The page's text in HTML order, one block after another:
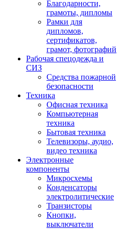
Благодарности,
грамоты, дипломы
Рамки для
дипломов,
сертификатов,
грамот, фотографий
Рабочая спецодежда и
СИЗ
Средства пожарной
безопасности
Техника
Офисная техника
Компьютерная
техника
Бытовая техника
Телевизоры, аудио,
видео техника
Электронные
компоненты
Микросхемы
Конденсаторы
электролитические
Транзисторы
Кнопки,
выключатели